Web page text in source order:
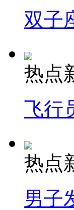
双子
热点
飞行
热点
男子